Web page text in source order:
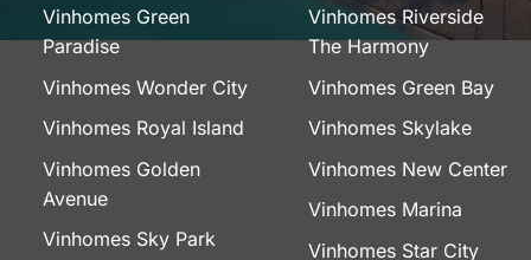
Vinhomes Green
Paradise
Vinhomes Wonder City
Vinhomes Royal Island
Vinhomes Golden
Avenue
Vinhomes Sky Park
Vinhomes Riverside
The Harmony
Vinhomes Green Bay
Vinhomes Skylake
Vinhomes New Center
Vinhomes Marina
Vinhomes Star City